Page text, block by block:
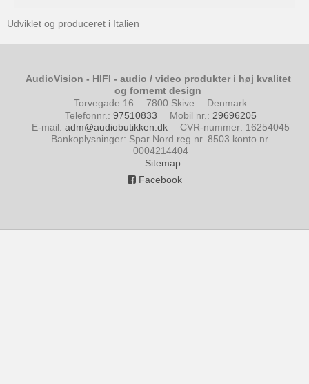
Udviklet og produceret i Italien
AudioVision - HIFI - audio / video produkter i høj kvalitet
og fornemt design
Torvegade 16
7800 Skive
Denmark
Telefonnr. : 97510833 Mobil nr. : 29696205
E-mail: adm@audiobutikken.dk CVR-nummer: 16254045
Bankoplysninger: Spar Nord reg.nr. 8503 konto nr.
0004214404
Sitemap
Facebook